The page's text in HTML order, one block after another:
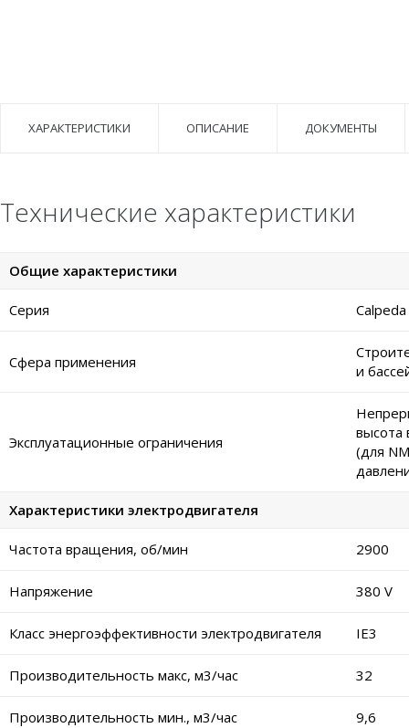
ХАРАКТЕРИСТИКИ ОПИСАНИЕ ДОКУМЕНТЫ
Технические характеристики
Общие характеристики
Серия
Сфера применения
и
Эксплуатационные ограничения
высота
(для
Характеристики электродвигателя
Частота вращения, об/мин 2900
Напряжение 380 V
Класс энергоэффективности электродвигателя IE3
Производительность макс, м3/час 32
Производительность мин., м3/час 9,6